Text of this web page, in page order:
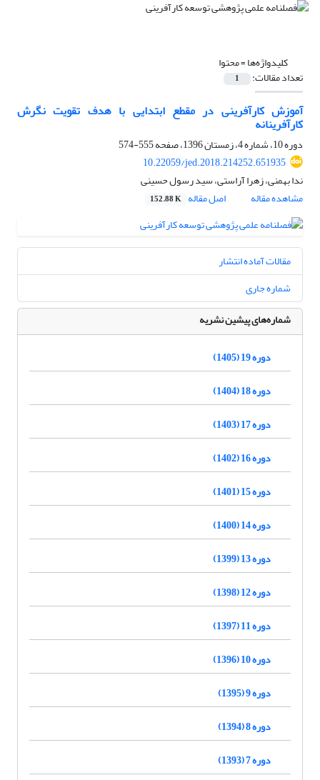
کلیدواژه‌ها =محتوا
تعداد مقالات: 1
آموزش کارآفرینی در مقطع ابتدایی با هدف تقویت نگرش
کارآفرینانه
دوره 10، شماره 4، زمستان 1396، صفحه
555-574
10.22059/jed.2018.214252.651935
ندا بهمنی، زهرا آراستی، سید رسول حسینی
مشاهده مقاله
اصل مقاله 152.88 K
مقالات آماده انتشار
شماره جاری
شماره‌های پیشین نشریه
دوره 19 (1405)
دوره 18 (1404)
دوره 17 (1403)
دوره 16 (1402)
دوره 15 (1401)
دوره 14 (1400)
دوره 13 (1399)
دوره 12 (1398)
دوره 11 (1397)
دوره 10 (1396)
دوره 9 (1395)
دوره 8 (1394)
دوره 7 (1393)